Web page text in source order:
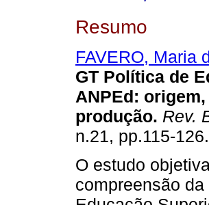
Resumo
FAVERO, Maria
GT Política de
ANPEd:
produção. Rev.
n.21, pp.115-
O estudo
compreensão